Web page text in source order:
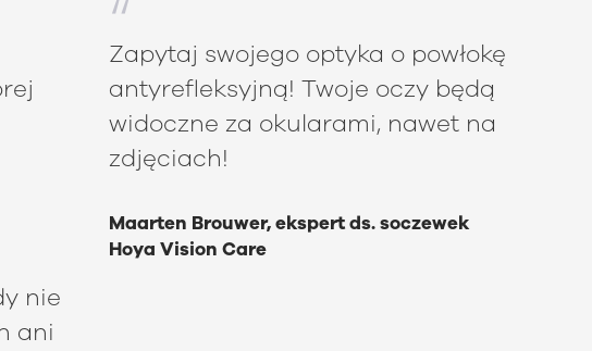
nie
ani
Zapytaj swojego optyka o powłokę
antyrefleksyjną! Twoje oczy będą
widoczne za okularami, nawet na
zdjęciach!
Maarten Brouwer, ekspert ds. soczewek
Hoya Vision Care